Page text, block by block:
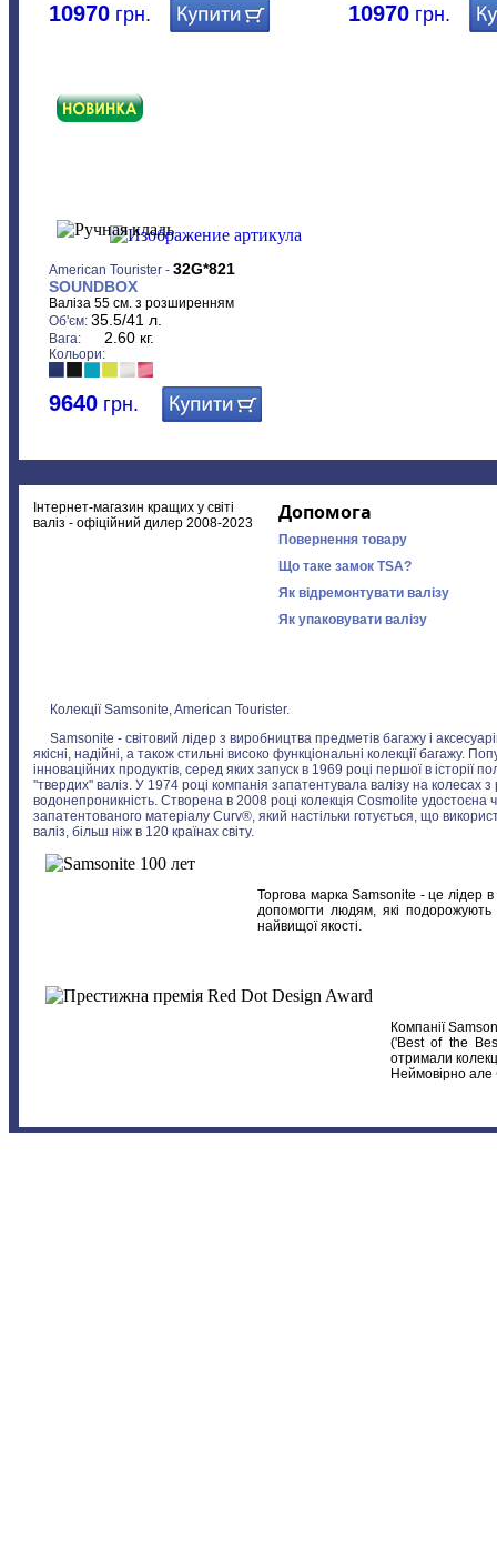
10970 грн. 10970 грн.
American Tourister - 32G*821
SOUNDBOX
Валіза 55 см. з розширенням
Об'єм: 35.5/41 л.
Вага: 2.60 кг.
Кольори:
9640 грн.
Інтернет-магазин кращих у світі
валіз - офіційний дилер 2008-2023
Допомога
Повернення товару
Що таке замок TSA?
Як відремонтувати валізу
Як упаковувати валізу
Колекції Samsonite, American Tourister.
Samsonite - світовий лідер з виробництва предметів багажу і
якісні, надійні, а також стильні високо функціональні колекції
інноваційних продуктів, серед яких запуск в 1969 році першої в
''твердих'' валіз. У 1974 році компанія запатентувала валізу на
водонепроникність. Створена в 2008 році колекція Cosmolite удостоєна
запатентованого матеріалу Curv®, який настільки готується, що
валіз, більш ніж в 120 країнах світу.
Торгова марка Samsonite - це лідер
допомогти людям, які
найвищої якості.
Компанії
('Best of the
отримали
Неймовірно але